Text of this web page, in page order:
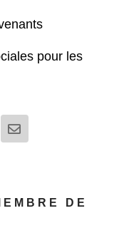
pour les
E
n
v
p
e
DE